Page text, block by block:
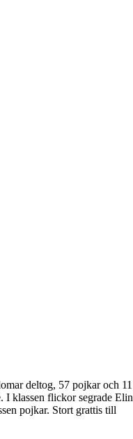
deltog, 57 pojkar och 11
I klassen flickor segrade Elin
pojkar. Stort grattis till